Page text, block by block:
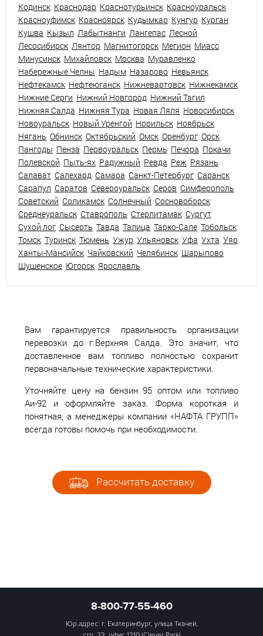
Кодинск Краснодар Краснотурьинск Красноуральск
Красноуфимск Красноярск Кудымкар Кунгур Курган
Кушва Кызыл Лабытнанги Лангепас Лесной
Лесосибирск Лянтор Магнитогорск Мегион Миасс
Минусинск Михайловск Москва Муравленко
Набережные Челны Надым Назарово Невьянск
Нефтекамск Нефтеюганск Нижневартовск Нижнекамск
Нижние Серги Нижний Новгород Нижний Тагил
Нижняя Салда Нижняя Тура Новая Ляля Новосибирск
Новоуральск Новый Уренгой Норильск Ноябрьск
Нягань Обнинск Октябрьский Омск Оренбург Орск
Пангоды Пенза Первоуральск Пермь Печора Покачи
Полевской Пыть-ях Радужный Ревда Реж Рязань
Салават Салехард Самара Санкт-Петербург Саранск
Сарапул Саратов Североуральск Серов Симферополь
Советский Соликамск Солнечный Сосновоборск
Среднеуральск Ставрополь Стерлитамак Сургут
Сухой лог Сысерть Тавда Талица Тарко-Сале Тобольск
Томск Туринск Тюмень Ужур Ульяновск Уфа Ухта Уяр
Ханты-Мансийск Чайковский Челябинск Шарыпово
Шушенское Югорск Ярославль
Вам гарантируется правильность организации
перевозки до г.Верхняя Салда. Это значит, что
доставленное вам топливо полностью сохранит
первоначальные технические характеристики.
Уточняйте цену на бензин 95 оптом или топливо
Аи-92 и оформляйте заказ. Форма короткая и
понятная, а менеджеры компании «НАФТА ГРУПП»
всегда готовы помочь при необходимости.
Рассчитать доставку
8-800-77-55-460
Юр.адрес: г. Екатеринбург, улица Ткачей,